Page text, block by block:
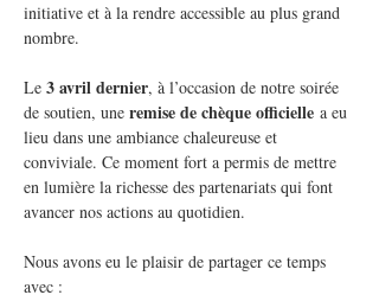
initiative et à la rendre accessible au plus grand
nombre.
Le 3 avril dernier, à l’occasion de notre soirée
de soutien, une remise de chèque officielle a eu
lieu dans une ambiance chaleureuse et
conviviale. Ce moment fort a permis de mettre
en lumière la richesse des partenariats qui font
avancer nos actions au quotidien.
Nous avons eu le plaisir de partager ce temps
avec :